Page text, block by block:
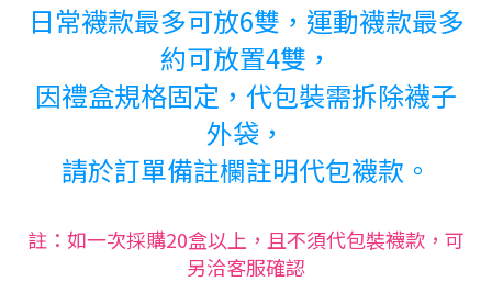
日常襪款最多可放6雙， 運動襪款最多
約可放置4雙，
因禮盒規格固定，代包裝需拆除襪子
外袋，
請於訂單備註欄註明代包襪款。
註：如一次採購20盒以上，且不須代包裝襪款，可
另洽客服確認